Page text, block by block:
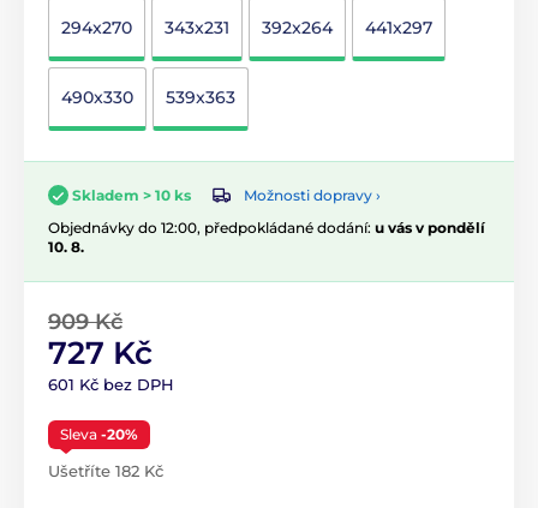
294x270 343x231 392x264 441x297
490x330 539x363
Skladem > 10 ks
Možnosti dopravy ›
Objednávky do 12:00, předpokládané dodání: u vás v pondělí
10. 8.
909 Kč
727 Kč
601 Kč bez DPH
Sleva -20%
Ušetříte 182 Kč